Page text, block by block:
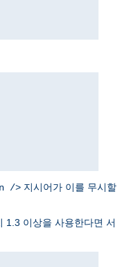
/> 지시어가 이를 무시할
1.3 이상을 사용한다면 서